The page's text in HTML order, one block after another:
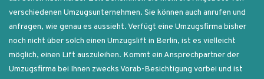
verschiedenen Umzugsunternehmen. Sie können auch anrufen und
anfragen, wie genau es aussieht. Verfügt eine Umzugsfirma bisher
noch nicht über solch einen Umzugslift in Berlin, ist es vielleicht
möglich, einen Lift auszuleihen. Kommt ein Ansprechpartner der
Umzugsfirma bei Ihnen zwecks Vorab-Besichtigung vorbei und ist